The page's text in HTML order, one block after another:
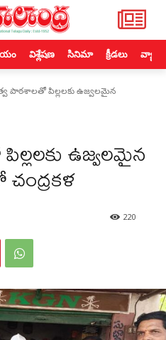
విశ్లేషణ సినిమా క్రీడలు
పాఠశాలతో పిల్లలకు ఉజ్వలమైన
ఉజ్వలమైన
220